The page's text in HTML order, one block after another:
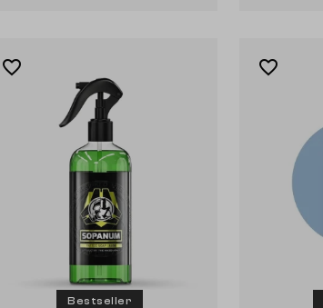
Bestseller
favorite_border favorite_border